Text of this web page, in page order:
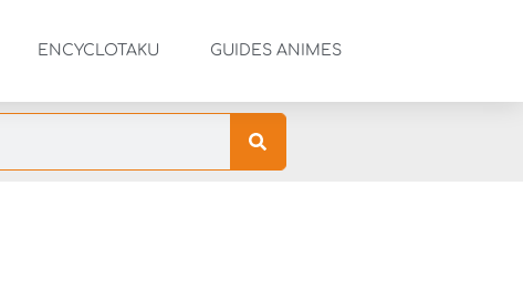
ENCYCLOTAKU GUIDES ANIMES